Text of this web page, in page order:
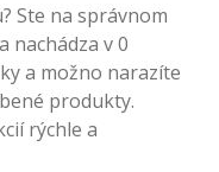
Ste na správnom
nachádza v 0
a možno narazíte
produkty.
rýchle a